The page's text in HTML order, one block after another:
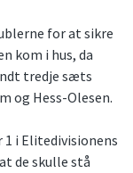
for at sikre
kom i hus, da
tredje sæts
og Hess-Olesen.
i Elitedivisionens
de skulle stå